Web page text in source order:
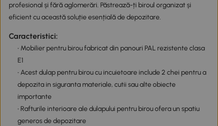
profesional și fără aglomerări. Păstrează-ți biroul organizat și
eficient cu această soluție esențială de depozitare.
Caracteristici:
• Mobilier pentru birou fabricat din panouri PAL rezistente clasa
E1
• Acest dulap pentru birou cu incuietoare include 2 chei pentru a
depozita in siguranta materiale, cutii sau alte obiecte
importante
• Rafturile interioare ale dulapului pentru birou ofera un spatiu
generos de depozitare